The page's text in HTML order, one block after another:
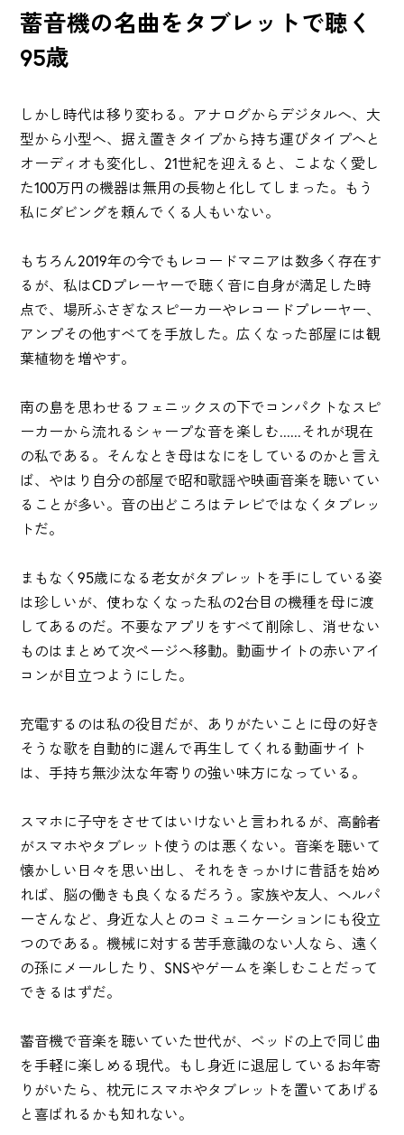
蓄音機の名曲をタブレットで聴く
95歳
しかし時代は移り変わる。アナログからデジタルへ、大
型から小型へ、据え置きタイプから持ち運びタイプへと
オーディオも変化し、21世紀を迎えると、こよなく愛し
た100万円の機器は無用の長物と化してしまった。もう
私にダビングを頼んでくる人もいない。
もちろん2019年の今でもレコードマニアは数多く存在す
るが、私はCDプレーヤーで聴く音に自身が満足した時
点で、場所ふさぎなスピーカーやレコードプレーヤー、
アンプその他すべてを手放した。広くなった部屋には観
葉植物を増やす。
南の島を思わせるフェニックスの下でコンパクトなスピ
ーカーから流れるシャープな音を楽しむ......それが現在
の私である。そんなとき母はなにをしているのかと言え
ば、やはり自分の部屋で昭和歌謡や映画音楽を聴いてい
ることが多い。音の出どころはテレビではなくタブレッ
トだ。
まもなく95歳になる老女がタブレットを手にしている姿
は珍しいが、使わなくなった私の2台目の機種を母に渡
してあるのだ。不要なアプリをすべて削除し、消せない
ものはまとめて次ページへ移動。動画サイトの赤いアイ
コンが目立つようにした。
充電するのは私の役目だが、ありがたいことに母の好き
そうな歌を自動的に選んで再生してくれる動画サイト
は、手持ち無沙汰な年寄りの強い味方になっている。
スマホに子守をさせてはいけないと言われるが、高齢者
がスマホやタブレット使うのは悪くない。音楽を聴いて
懐かしい日々を思い出し、それをきっかけに昔話を始め
れば、脳の働きも良くなるだろう。家族や友人、ヘルパ
ーさんなど、身近な人とのコミュニケーションにも役立
つのである。機械に対する苦手意識のない人なら、遠く
の孫にメールしたり、SNSやゲームを楽しむことだって
できるはずだ。
蓄音機で音楽を聴いていた世代が、ベッドの上で同じ曲
を手軽に楽しめる現代。もし身近に退屈しているお年寄
りがいたら、枕元にスマホやタブレットを置いてあげる
と喜ばれるかも知れない。